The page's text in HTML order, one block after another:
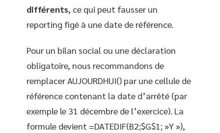
différents, ce qui peut fausser un
reporting figé à une date de référence.
Pour un bilan social ou une déclaration
obligatoire, nous recommandons de
remplacer AUJOURDHUI() par une cellule de
référence contenant la date d’arrêté (par
exemple le 31 décembre de l’exercice). La
formule devient =DATEDIF(B2;$G$1; »Y »),